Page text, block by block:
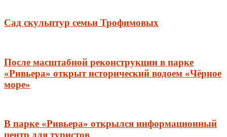
Сад скульптур семьи Трофимовых
После масштабной реконструкции в парке
«Ривьера» открыт исторический водоем «Чёрное
море»
В парке «Ривьера» открылся информационный
центр для туристов